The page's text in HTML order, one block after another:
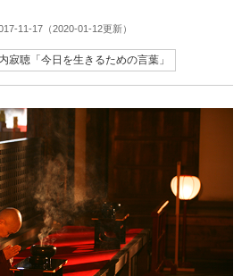
11-17 （2020-01-12更新）
寂聴「今日を生きるための言葉」